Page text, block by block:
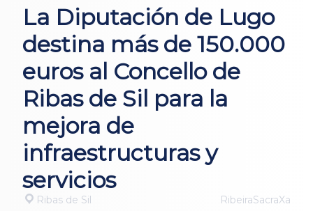
La Diputación de Lugo
destina más de 150.000
euros al Concello de
Ribas de Sil para la
mejora de
infraestructuras y
servicios
Ribas de Sil RibeiraSacraXa